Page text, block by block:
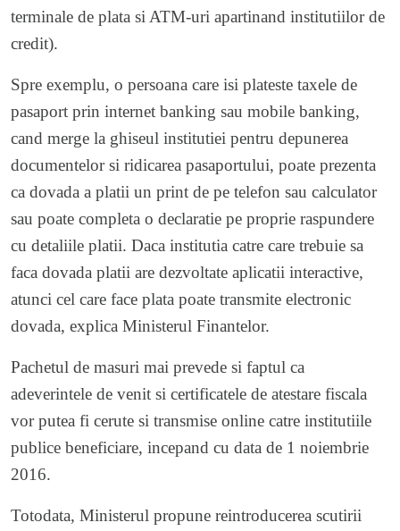
terminale de plata si ATM-uri apartinand institutiilor de
credit).
Spre exemplu, o persoana care isi plateste taxele de
pasaport prin internet banking sau mobile banking,
cand merge la ghiseul institutiei pentru depunerea
documentelor si ridicarea pasaportului, poate prezenta
ca dovada a platii un print de pe telefon sau calculator
sau poate completa o declaratie pe proprie raspundere
cu detaliile platii. Daca institutia catre care trebuie sa
faca dovada platii are dezvoltate aplicatii interactive,
atunci cel care face plata poate transmite electronic
dovada, explica Ministerul Finantelor.
Pachetul de masuri mai prevede si faptul ca
adeverintele de venit si certificatele de atestare fiscala
vor putea fi cerute si transmise online catre institutiile
publice beneficiare, incepand cu data de 1 noiembrie
2016.
Totodata, Ministerul propune reintroducerea scutirii